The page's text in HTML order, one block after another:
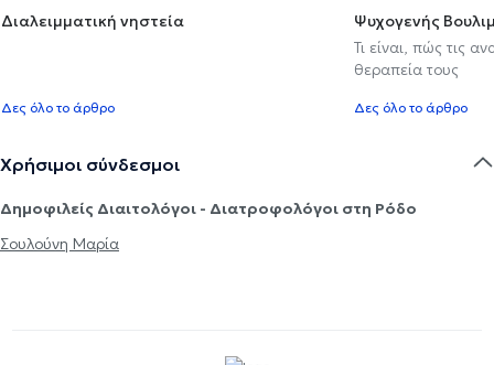
Διαλειμματική νηστεία
Δες όλο το άρθρο
Ψυχογενής
Τι είναι, πώς τις
θεραπεία τους
Δες όλο το άρθρο
Χρήσιμοι σύνδεσμοι
Δημοφιλείς Διαιτολόγοι - Διατροφολόγοι στη Ρόδο
Σουλούνη Μαρία